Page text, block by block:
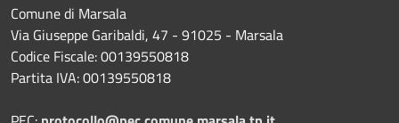
Comune di Marsala
Via Giuseppe Garibaldi, 47 - 91025 - Marsala
Codice Fiscale: 00139550818
Partita IVA: 00139550818